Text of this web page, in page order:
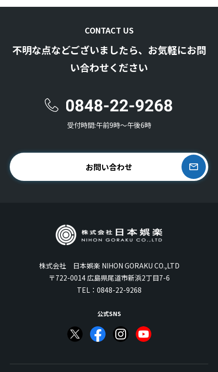
CONTACT US
不明な点などございましたら、お気軽にお問
い合わせください
受付時間:午前9時〜午後6時
お問い合わせ
株式会社 日本娯楽 NIHON GORAKU CO.,LTD
〒722-0014 広島県尾道市新浜2丁目7-6
TEL： 0848-22-9268
公式SNS